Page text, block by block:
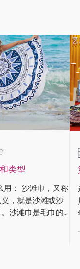
这是第30届中国
展的倒数 。 深圳国际礼品展自1993
年创办以来，已成
于2005年通过UFI
会）认证，被誉为